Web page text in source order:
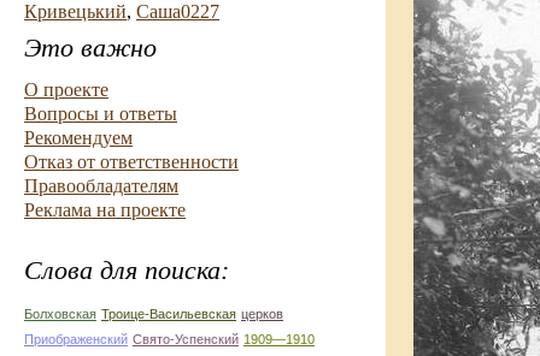
Кривецький, Саша0227
Это важно
О проекте
Вопросы и ответы
Рекомендуем
Отказ от ответственности
Правообладателям
Реклама на проекте
Слова для поиска:
Болховская Троице-Васильевская церков
Приображенский Свято-Успенский 1909—1910